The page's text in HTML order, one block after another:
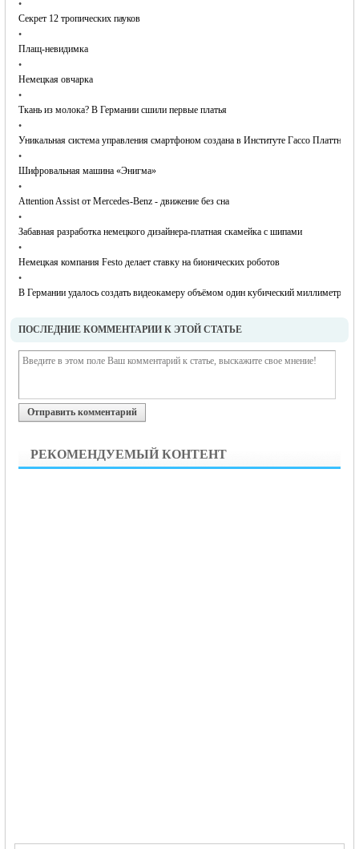
•
Cекрет 12 тропических пауков
•
Плащ-невидимка
•
Немецкая овчарка
•
Ткань из молока? В Германии сшили первые платья
•
Уникальная система управления смартфоном создана в Институте Гассо Платтнера
•
Шифровальная машина «Энигма»
•
Attention Assist от Mercedes-Benz - движение без сна
•
Забавная разработка немецкого дизайнера-платная скамейка с шипами
•
Немецкая компания Festo делает ставку на бионических роботов
•
В Германии удалось создать видеокамеру объёмом один кубический миллиметр
ПОСЛЕДНИЕ КОММЕНТАРИИ К ЭТОЙ СТАТЬЕ
Отправить комментарий
РЕКОМЕНДУЕМЫЙ КОНТЕНТ